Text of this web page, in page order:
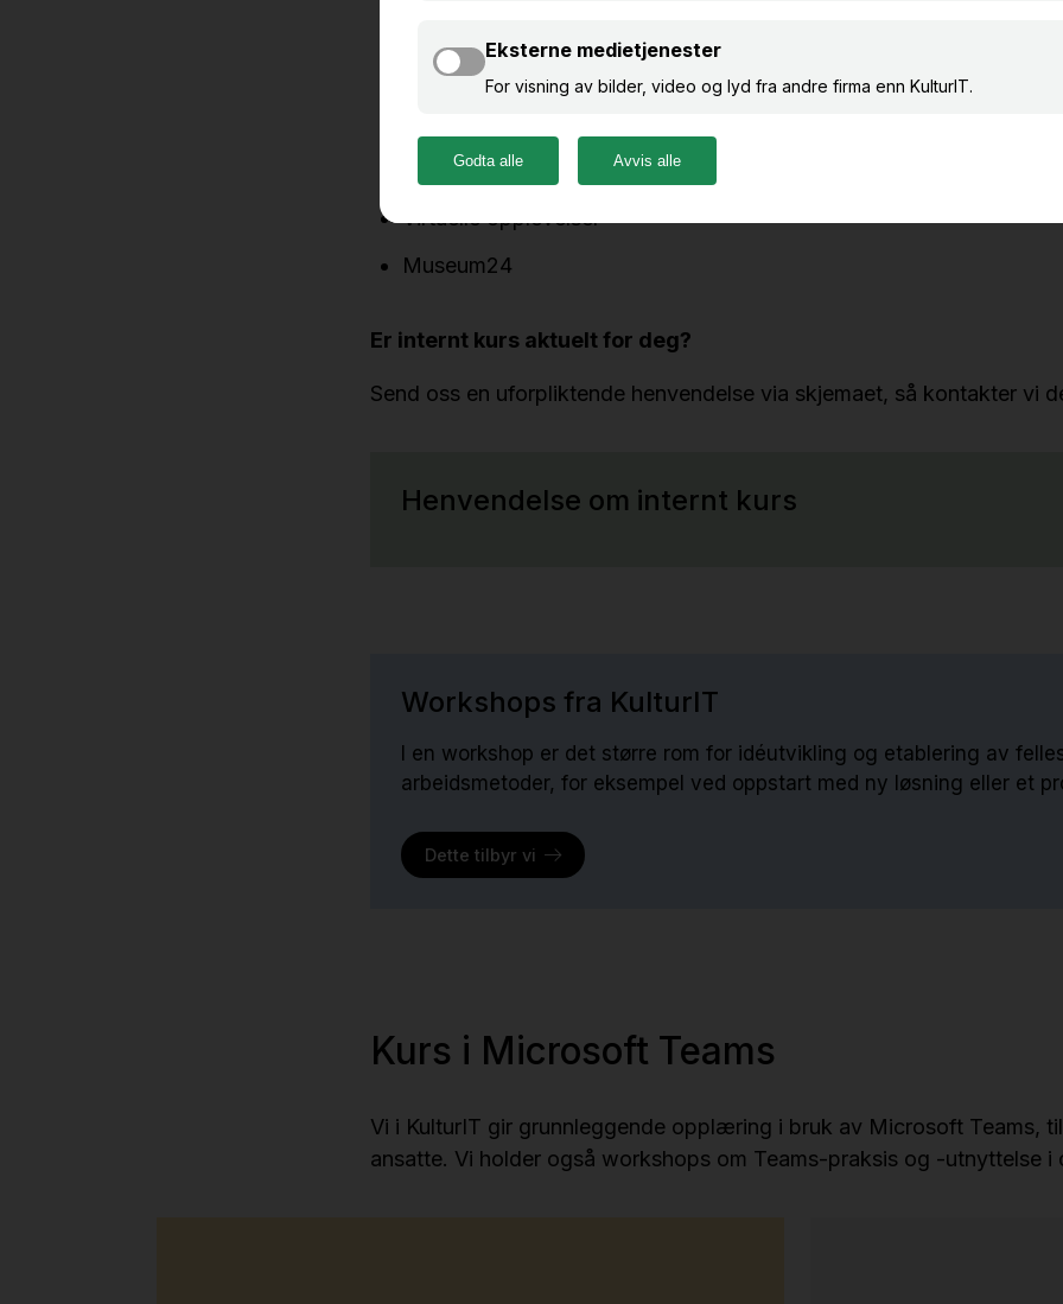
eKultur DAMS
Kulturio/KulturPunkt
Virtuelle opplevelser
Museum24
Er internt kurs aktuelt for deg?
Send oss en uforpliktende henvendelse via skjemaet, så kontakter vi
Henvendelse om internt kurs
Workshops fra KulturIT
I en workshop er det større rom for idéutvikling og etablering av
arbeidsmetoder, for eksempel ved oppstart med ny løsning eller et
Dette tilbyr vi
Kurs i Microsoft Teams
Vi i KulturIT gir grunnleggende opplæring i bruk av Microsoft Teams,
ansatte. Vi holder også workshops om Teams-praksis og -utnyttelse i